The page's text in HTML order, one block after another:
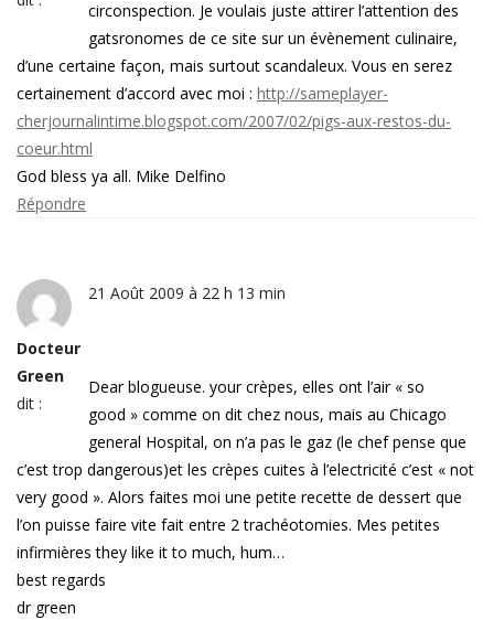
circonspection. Je voulais juste attirer l’attention des
gatsronomes de ce site sur un évènement culinaire,
d’une certaine façon, mais surtout scandaleux. Vous en serez
certainement d’accord avec moi : http://sameplayer-
cherjournalintime.blogspot.com/2007/02/pigs-aux-restos-du-
coeur.html
God bless ya all. Mike Delfino
Répondre
Docteur
Green
dit :
21 Août 2009 à 22 h 13 min
Dear blogueuse. your crèpes, elles ont l’air « so
good » comme on dit chez nous, mais au Chicago
general Hospital, on n’a pas le gaz (le chef pense que
c’est trop dangerous)et les crèpes cuites à l’electricité c’est « not
very good ». Alors faites moi une petite recette de dessert que
l’on puisse faire vite fait entre 2 trachéotomies. Mes petites
infirmières they like it to much, hum…
best regards
dr green